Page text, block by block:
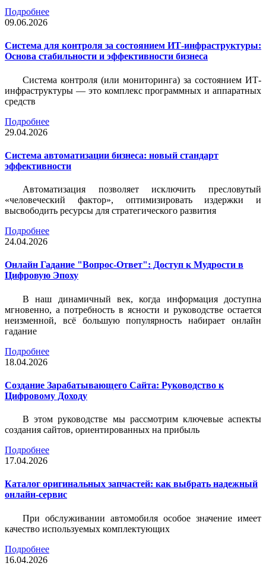
Подробнее
09.06.2026
Система для контроля за состоянием ИТ-инфраструктуры:
Основа стабильности и эффективности бизнеса
Система контроля (или мониторинга) за состоянием ИТ-
инфраструктуры — это комплекс программных и аппаратных
средств
Подробнее
29.04.2026
Система автоматизации бизнеса: новый стандарт
эффективности
Автоматизация позволяет исключить пресловутый
«человеческий фактор», оптимизировать издержки и
высвободить ресурсы для стратегического развития
Подробнее
24.04.2026
Онлайн Гадание "Вопрос-Ответ": Доступ к Мудрости в
Цифровую Эпоху
В наш динамичный век, когда информация доступна
мгновенно, а потребность в ясности и руководстве остается
неизменной, всё большую популярность набирает онлайн
гадание
Подробнее
18.04.2026
Создание Зарабатывающего Сайта: Руководство к
Цифровому Доходу
В этом руководстве мы рассмотрим ключевые аспекты
создания сайтов, ориентированных на прибыль
Подробнее
17.04.2026
Каталог оригинальных запчастей: как выбрать надежный
онлайн-сервис
При обслуживании автомобиля особое значение имеет
качество используемых комплектующих
Подробнее
16.04.2026